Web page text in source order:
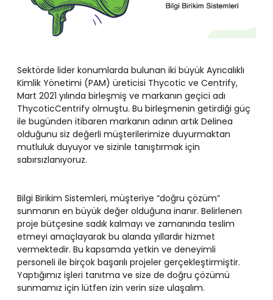
Sektörde lider konumlarda bulunan iki büyük Ayrıcalıklı
Kimlik Yönetimi (PAM) üreticisi Thycotic ve Centrify,
Mart 2021 yılında birleşmiş ve markanın geçici adı
ThycoticCentrify olmuştu. Bu birleşmenin getirdiği güç
ile bugünden itibaren markanın adının artık Delinea
olduğunu siz değerli müşterilerimize duyurmaktan
mutluluk duyuyor ve sizinle tanıştırmak için
sabırsızlanıyoruz.
Bilgi Birikim Sistemleri, müşteriye “doğru çözüm”
sunmanın en büyük değer olduğuna inanır. Belirlenen
proje bütçesine sadık kalmayı ve zamanında teslim
etmeyi amaçlayarak bu alanda yıllardır hizmet
vermektedir. Bu kapsamda yetkin ve deneyimli
personeli ile birçok başarılı projeler gerçekleştirmiştir.
Yaptığımız işleri tanıtma ve size de doğru çözümü
sunmamız için lütfen izin verin size ulaşalım.